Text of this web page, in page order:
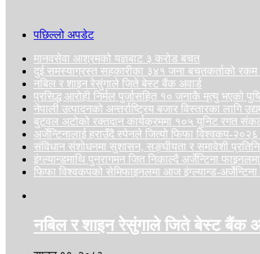
पछिल्लो अपडेट
मानवसेवा आश्रमको यज्ञबाट ३ करोड बचत
दुई समस्याग्रस्त सहकारीका ३४१ जना बचतकर्ताको रकम
नबिल र शाइन रेसुंगाले जिते बेस्ट बैंक अवार्ड
प्रसिद्ध आरोही निर्मल पुर्जासहित १० जनाकै मृत्यु भएको
नेपाली उत्पादनको अन्तर्राष्ट्रिय बजार विस्तारका लागि
बुटवल अटोको रक्तदान कार्यक्रममा १०५ युनिट रगत
अर्जेन्टिनालाई हराउँदै स्पेनले जित्यो फिफा विश्वकप-२०२६
संविधान संशोधनमा सुशासन, सङ्घीयता र समावेशी
इंग्ल्यान्डमाथि पुनरागमन जित निकाल्दै अर्जेन्टिना
फिफा विश्वकपको सेमिफाइनलमा आज इंग्ल्यान्ड-
नबिल र शाइन रेसुंगाले जिते बेस्ट बैंक